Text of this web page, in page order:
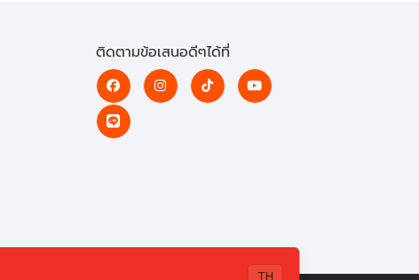
ติดตามข้อเสนอดีๆได้ที่
TH